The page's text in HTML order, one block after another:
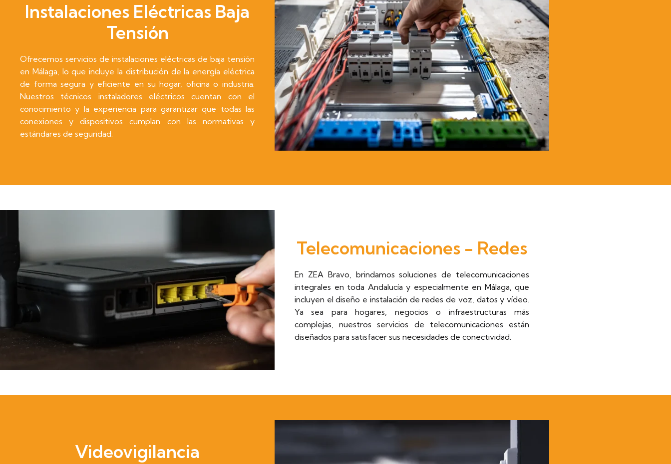
Instalaciones Eléctricas Baja
Tensión
Ofrecemos servicios de instalaciones eléctricas de baja tensión
en Málaga, lo que incluye la distribución de la energía eléctrica
de forma segura y eficiente en su hogar, oficina o industria.
Nuestros técnicos instaladores eléctricos cuentan con el
conocimiento y la experiencia para garantizar que todas las
conexiones y dispositivos cumplan con las normativas y
estándares de seguridad.
Telecomunicaciones - Redes
En ZEA Bravo, brindamos soluciones de telecomunicaciones
integrales en toda Andalucía y especialmente en Málaga, que
incluyen el diseño e instalación de redes de voz, datos y vídeo.
Ya sea para hogares, negocios o infraestructuras más
complejas, nuestros servicios de telecomunicaciones están
diseñados para satisfacer sus necesidades de conectividad.
Videovigilancia